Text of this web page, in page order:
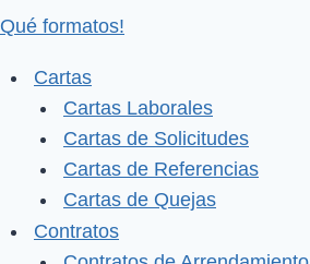
Qué formatos!
Cartas
Cartas Laborales
Cartas de Solicitudes
Cartas de Referencias
Cartas de Quejas
Contratos